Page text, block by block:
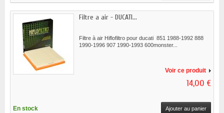
Filtre a air - DUCATI...
Filtre à air Hiflofiltro pour ducati 851 1988-1992 888
1990-1996 907 1990-1993 600monster...
Voir ce produit
14,00 €
En stock Ajouter au panier